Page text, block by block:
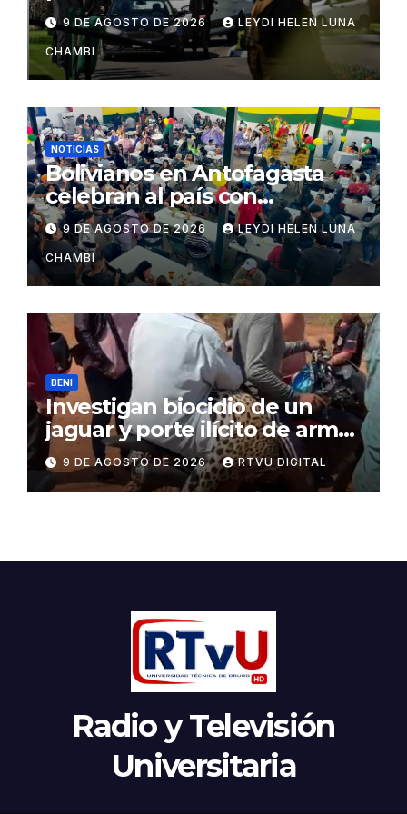
íntima en Rosario
9 DE AGOSTO DE 2026 LEYDI HELEN LUNA
CHAMBI
NOTICIAS
Bolivianos en Antofagasta
celebran al país con
gastronomía, folclore y un
llamado a la unidad
9 DE AGOSTO DE 2026 LEYDI HELEN LUNA
CHAMBI
BENI
Investigan biocidio de un
jaguar y porte ilícito de armas
en Beni
9 DE AGOSTO DE 2026 RTVU DIGITAL
Radio y Televisión
Universitaria